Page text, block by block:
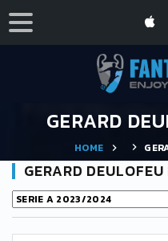
GERARD
HOME
GERARD